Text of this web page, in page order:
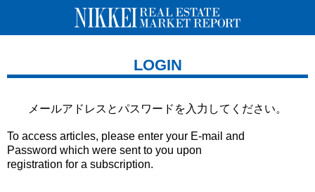
LOGIN
メールアドレスとパスワードを 入力してください。
To access articles, please enter your E-mail and
Password which were sent to you upon
registration for a subscription.